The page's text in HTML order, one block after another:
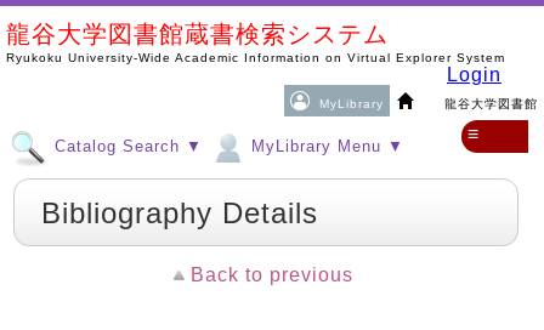
龍谷大学図書館蔵書検索システム
Ryukoku University-Wide Academic Information on Virtual Explorer System
MyLibrary 龍谷大学図書館
Login
Catalog Search ▼ MyLibrary Menu ▼
≡
Bibliography Details
Back to previous